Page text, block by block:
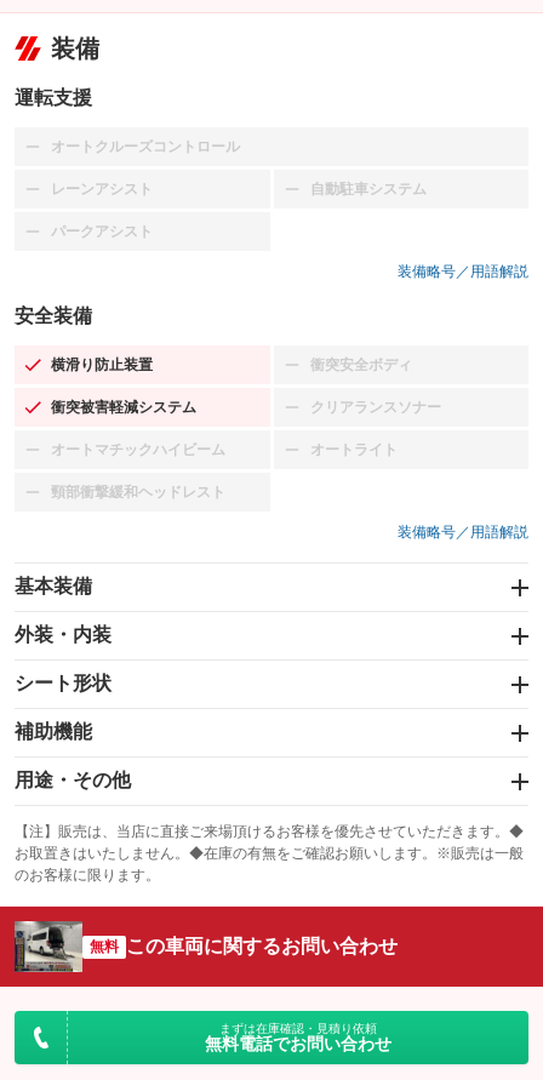
装備
運転支援
オートクルーズコントロール
：装備なし
レーンアシスト
：装備なし 自動駐車システム
：装備なし
パークアシスト
：装備なし
装備略号／用語解説
安全装備
横滑り防止装置
：装備あり 衝突安全ボディ
：装備なし
衝突被害軽減システム
：装備あり クリアランスソナー
：装備なし
オートマチックハイビーム
：装備なし オートライト
：装備なし
頸部衝撃緩和ヘッドレスト
：装備なし
装備略号／用語解説
基本装備
エアバッグ：運転席/助手席
：装備あり
スライドドア：片面
：装備あり
：装備なし
ダウンヒルアシストコントロール
：装備なし
パワーウィンドウ
アイドリングストップ
：装備なし ：装備なし
USB入力端子
：装備なし
100V電源
：装備なし クリーンディーゼル
センターデフロック
：装備なし
外装・内装
カーナビ
：装備なし
TV
：装備なし
：装備なし
アルミホイール
：装備なし
キーレス
：装備あり LEDヘッドランプ
：装備なし
HID(キセノンライト)
バックカメラ
：装備あり ：装備なし
エアロ
：装備なし ：装備なし
シート形状
助手席回転シート
：装備なし
後席リフトアップシート
：装備なし
装備略号／用語解説
補助機能
サイドステップ
：装備あり
：装備なし ：装備なし
手動運転装置
：装備なし
用途・その他
移動入浴車
：装備なし ストレッチャー
：装備なし
装備略号／用語解説
【注】販売は、当店に直接ご来場頂けるお客様を優先させていただきます。◆
お取置きはいたしません。◆在庫の有無をご確認お願いします。※販売は一般
のお客様に限ります。
無料 この車両に関するお問い合わせ
まずは在庫確認・見積り依頼
無料電話でお問い合わせ